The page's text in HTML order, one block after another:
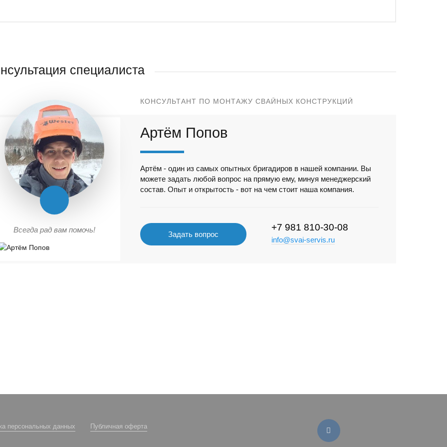
специалиста
КОНСУЛЬТАНТ ПО МОНТАЖУ СВАЙНЫХ КОНСТРУКЦИЙ
Всегда рад вам помочь!
Артём Попов
Артём - один из самых опытных бригадиров в нашей компании. Вы
можете задать любой вопрос на прямую ему, минуя менеджерский
состав. Опыт и открытость - вот на чем стоит наша компания.
Задать вопрос
+7 981 810-30-08
info@svai-servis.ru
персональных данных Публичная оферта